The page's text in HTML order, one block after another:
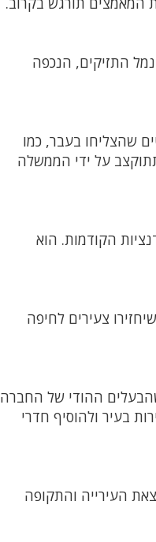
התזיקים, הנכפה
שהצליחו בעבר, כמו
על ידי הממשלה
הקודמות. הוא
צעירים לחיפה
ההודי של החברה
בעיר ולהוסיף חדרי
העירייה והתקופה